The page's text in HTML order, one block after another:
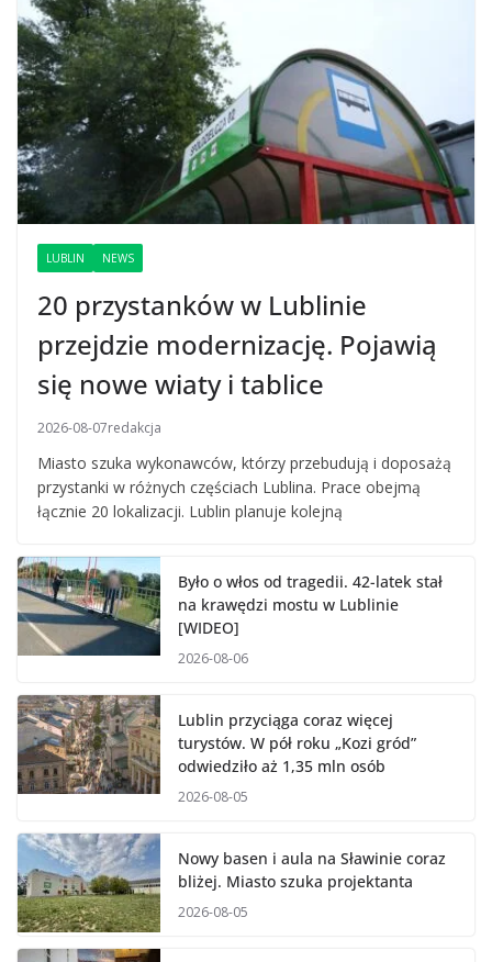
LUBLIN NEWS
20 przystanków w Lublinie
przejdzie modernizację. Pojawią
się nowe wiaty i tablice
2026-08-07redakcja
Miasto szuka wykonawców, którzy przebudują i doposażą
przystanki w różnych częściach Lublina. Prace obejmą
łącznie 20 lokalizacji. Lublin planuje kolejną
Było o włos od tragedii. 42-latek stał
na krawędzi mostu w Lublinie
[WIDEO]
2026-08-06
Lublin przyciąga coraz więcej
turystów. W pół roku „Kozi gród”
odwiedziło aż 1,35 mln osób
2026-08-05
Nowy basen i aula na Sławinie coraz
bliżej. Miasto szuka projektanta
2026-08-05